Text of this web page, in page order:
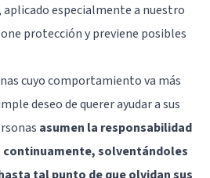
especialmente a nuestro
protección y previene posibles
cuyo comportamiento va más
deseo de querer ayudar a sus
asumen la responsabilidad
continuamente, solventándoles